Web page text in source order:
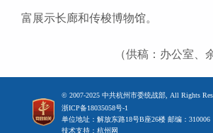
富展示长廊和传梭博物馆。
（供稿：办公室、
© 2007-2025 中共杭州市委统战部, All Rights
浙ICP备18035058号-1
单位地址：解放东路18号B座26楼 邮编：310006
技术支持：杭州网